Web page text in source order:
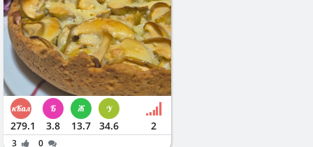
279.1 3.8 13.7 34.6 2
3 0